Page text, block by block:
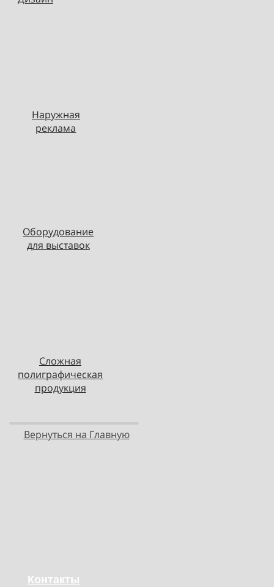
Наружная
реклама
Оборудование
для выставок
Сложная
полиграфическая
продукция
Вернуться на Главную
Контакты